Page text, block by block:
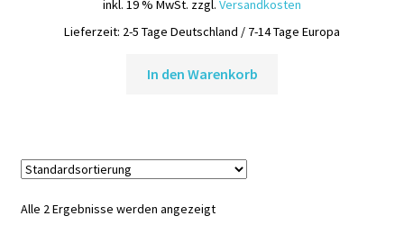
inkl. 19 % MwSt. zzgl. Versandkosten
Lieferzeit: 2-5 Tage Deutschland / 7-14 Tage Europa
In den Warenkorb
Alle 2 Ergebnisse werden angezeigt